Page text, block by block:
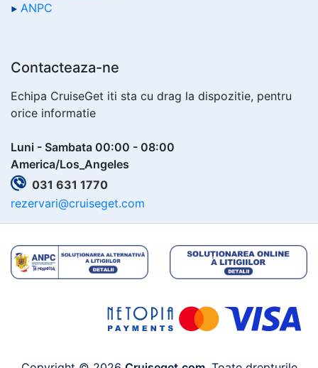
ANPC
Contacteaza-ne
Echipa CruiseGet iti sta cu drag la dispozitie, pentru
orice informatie
Luni - Sambata 00:00 - 08:00
America/Los_Angeles
031 631 1770
rezervari@cruiseget.com